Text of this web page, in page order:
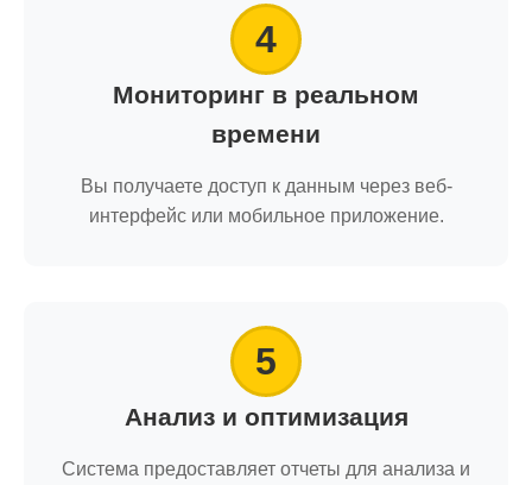
4
Мониторинг в реальном
времени
Вы получаете доступ к данным через веб-
интерфейс или мобильное приложение.
5
Анализ и оптимизация
Система предоставляет отчеты для анализа и